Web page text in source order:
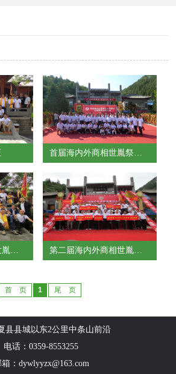
首届海内外商相世胤祭祖公祭巫氏先祖大典
第三届海内外商相世胤祭祖公祭巫氏先祖大典 第二届海内外商相世胤祭祖公祭巫氏先祖大典
首 页 1 尾 页
县县城以东2公里中条山前沿
电话：0359-8553255
箱：dywlyyzx@163.com